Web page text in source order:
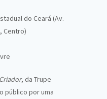
do Ceará (Av.
Centro)
, da Trupe
público por uma